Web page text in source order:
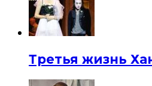
Третья жизнь